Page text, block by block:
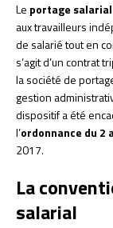
Le portage salarial
aux travailleurs
de salarié tout en
s’agit d’un contrat
la société de
gestion
dispositif a été
l’ordonnance du 2
2017.
La
salarial